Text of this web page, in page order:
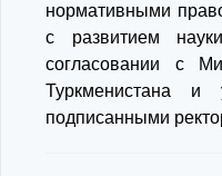
нормативными
с развитием
согласовании с
Туркменистана и
подписанными